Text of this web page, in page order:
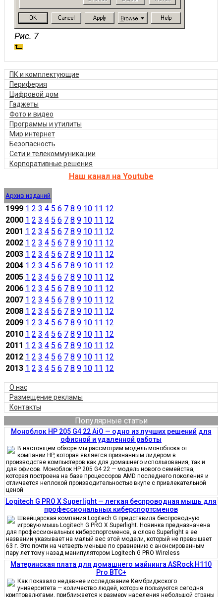
Рис. 7
ПК и комплектующие
Периферия
Цифровой дом
Гаджеты
Фото и видео
Программы и утилиты
Мир интернет
Безопасность
Сети и телекоммуникации
Корпоративные решения
Наш канал на Youtube
Архив изданий
1999 1 2 3 4 5 6 7 8 9 10 11 12
2000 1 2 3 4 5 6 7 8 9 10 11 12
2001 1 2 3 4 5 6 7 8 9 10 11 12
2002 1 2 3 4 5 6 7 8 9 10 11 12
2003 1 2 3 4 5 6 7 8 9 10 11 12
2004 1 2 3 4 5 6 7 8 9 10 11 12
2005 1 2 3 4 5 6 7 8 9 10 11 12
2006 1 2 3 4 5 6 7 8 9 10 11 12
2007 1 2 3 4 5 6 7 8 9 10 11 12
2008 1 2 3 4 5 6 7 8 9 10 11 12
2009 1 2 3 4 5 6 7 8 9 10 11 12
2010 1 2 3 4 5 6 7 8 9 10 11 12
2011 1 2 3 4 5 6 7 8 9 10 11 12
2012 1 2 3 4 5 6 7 8 9 10 11 12
2013 1 2 3 4 5 6 7 8 9 10 11 12
О нас
Размещение рекламы
Контакты
Популярные статьи
Моноблок HP 205 G4 22 AiO — одно из лучших решений для
офисной и удаленной работы
В настоящем обзоре мы рассмотрим модель моноблока от
компании HP, которая является признанным лидером в
производстве компьютеров как для домашнего использования, так и
для офисов. Моноблок HP 205 G4 22 — модель нового семейства,
которая построена на базе процессоров AMD последнего поколения и
отличается неплохой производительностью вкупе с привлекательной
ценой
Logitech G PRO X Superlight — легкая беспроводная мышь для
профессиональных киберспортсменов
Швейцарская компания Logitech G представила беспроводную
игровую мышь Logitech G PRO X Superlight. Новинка предназначена
для профессиональных киберспортсменов, а слово Superlight в ее
названии указывает на малый вес этой модели, который не превышает
63 г. Это почти на четверть меньше по сравнению с анонсированным
пару лет тому назад манипулятором Logitech G PRO Wireless
Материнская плата для домашнего майнинга ASRock H110
Pro BTC+
Как показало недавнее исследование Кембриджского
университета — количество людей, которые пользуются сегодня
криптовалютами, приближается к размеру населения небольшой страны